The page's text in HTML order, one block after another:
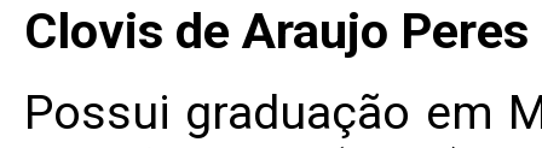
Clovis de Araujo Peres
Possui graduação em